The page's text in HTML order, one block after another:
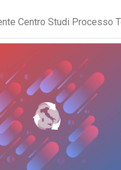
Centro Studi Processo